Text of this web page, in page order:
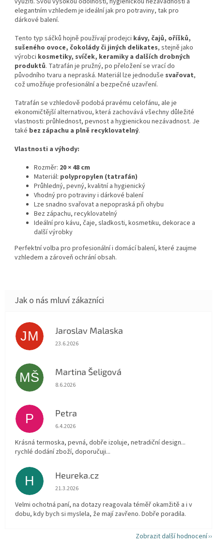
elegantním vzhledem je ideální jak pro potraviny, tak pro
dárkové balení.
Tento typ sáčků hojně používají prodejci kávy, čajů, oříšků,
sušeného ovoce, čokolády či jiných delikates, stejně jako
výrobci kosmetiky, svíček, keramiky a dalších drobných
produktů. Tatrafán je pružný, po přeložení se vrací do
původního tvaru a nepraská. Materiál lze jednoduše svařovat,
což umožňuje profesionální a bezpečné uzavření.
Tatrafán se vzhledově podobá pravému celofánu, ale je
ekonomičtější alternativou, která zachovává všechny důležité
vlastnosti: průhlednost, pevnost a hygienickou nezávadnost. Je
také bez zápachu a plně recyklovatelný.
Vlastnosti a výhody:
Rozměr: 20 × 48 cm
Materiál: polypropylen (tatrafán)
Průhledný, pevný, kvalitní a hygienický
Vhodný pro potraviny i dárkové balení
Lze snadno svařovat a nepopraská při ohybu
Bez zápachu, recyklovatelný
Ideální pro kávu, čaje, sladkosti, kosmetiku, dekorace a
další výrobky
Perfektní volba pro profesionální i domácí balení, které zaujme
vzhledem a zároveň ochrání obsah.
JM Jaroslav Malaska
Hodnocení obchodu je 5 z 5 hvězdiček.
23.6.2026
MŠ Martina Šeligová
Hodnocení obchodu je 5 z 5 hvězdiček.
8.6.2026
P Petra
Hodnocení obchodu je 5 z 5 hvězdiček.
6.4.2026
Krásná termoska, pevná, dobře izoluje, netradiční design...
rychlé dodání zboží, doporučuji...
H Heureka.cz
Hodnocení obchodu je 5 z 5 hvězdiček.
21.3.2026
Velmi ochotná paní, na dotazy reagovala téměř okamžitě a i v
dobu, kdy bych si myslela, že mají zavřeno. Dobře poradila.
Zobrazit další hodnocení